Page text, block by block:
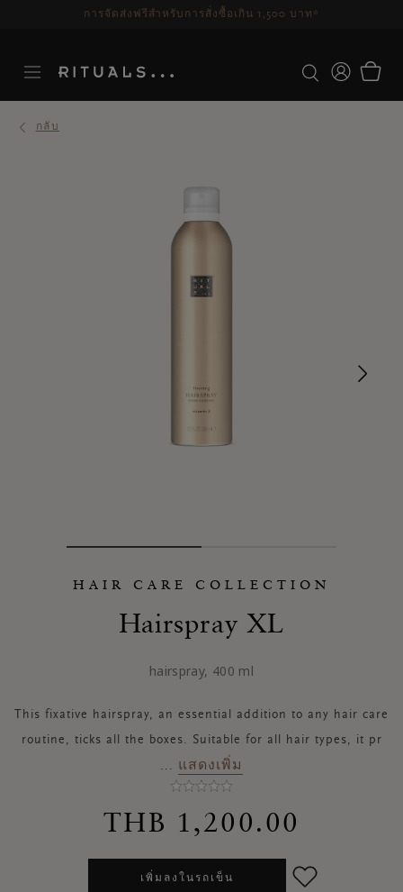
ระยะเวลาจัดส่ง 3-5 วันทำการ ดูเพิ่มเติม
กลับ
HAIR CARE COLLECTION
Hairspray XL
hairspray, 400 ml
This fixative hairspray, an essential addition to any hair care
routine, ticks all the boxes. Suitable for all hair types, it pr
... แสดงเพิ่ม
THB 1,200.00
เพิ่มลงในรถเข็น